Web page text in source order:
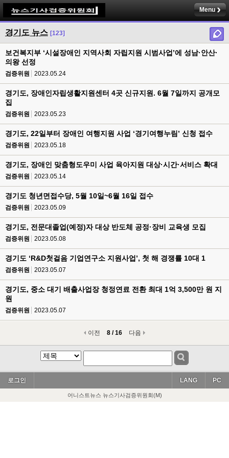
Menu
경기도 뉴스 [123]
보건복지부 ‘시설장애인 지역사회 자립지원 시범사업’에 성남·안산·
의왕 선정
검증위원 2023.05.24
경기도, 장애인자립생활지원센터 4곳 신규지원. 6월 7일까지 공개모
집
검증위원 2023.05.23
경기도, 22일부터 장애인 여행지원 사업 ‘경기여행누림’ 신청 접수
검증위원 2023.05.18
경기도, 장애인 맞춤형도우미 사업 육아지원 대상·시간·서비스 확대
검증위원 2023.05.14
경기도 청년면접수당, 5월 10일~6월 16일 접수
검증위원 2023.05.09
경기도, 전문대졸업(예정)자 대상 반도체 공정·장비 교육생 모집
검증위원 2023.05.08
경기도 ‘R&D첫걸음 기업연구소 지원사업’, 첫 해 경쟁률 10대 1
검증위원 2023.05.07
경기도, 중소 대기 배출사업장 청정연료 전환 최대 1억 3,500만 원 지
원
검증위원 2023.05.07
이전 8 / 16 다음
로그인 PC
LANG
어니스트뉴스 뉴스기사검증위원회(M)